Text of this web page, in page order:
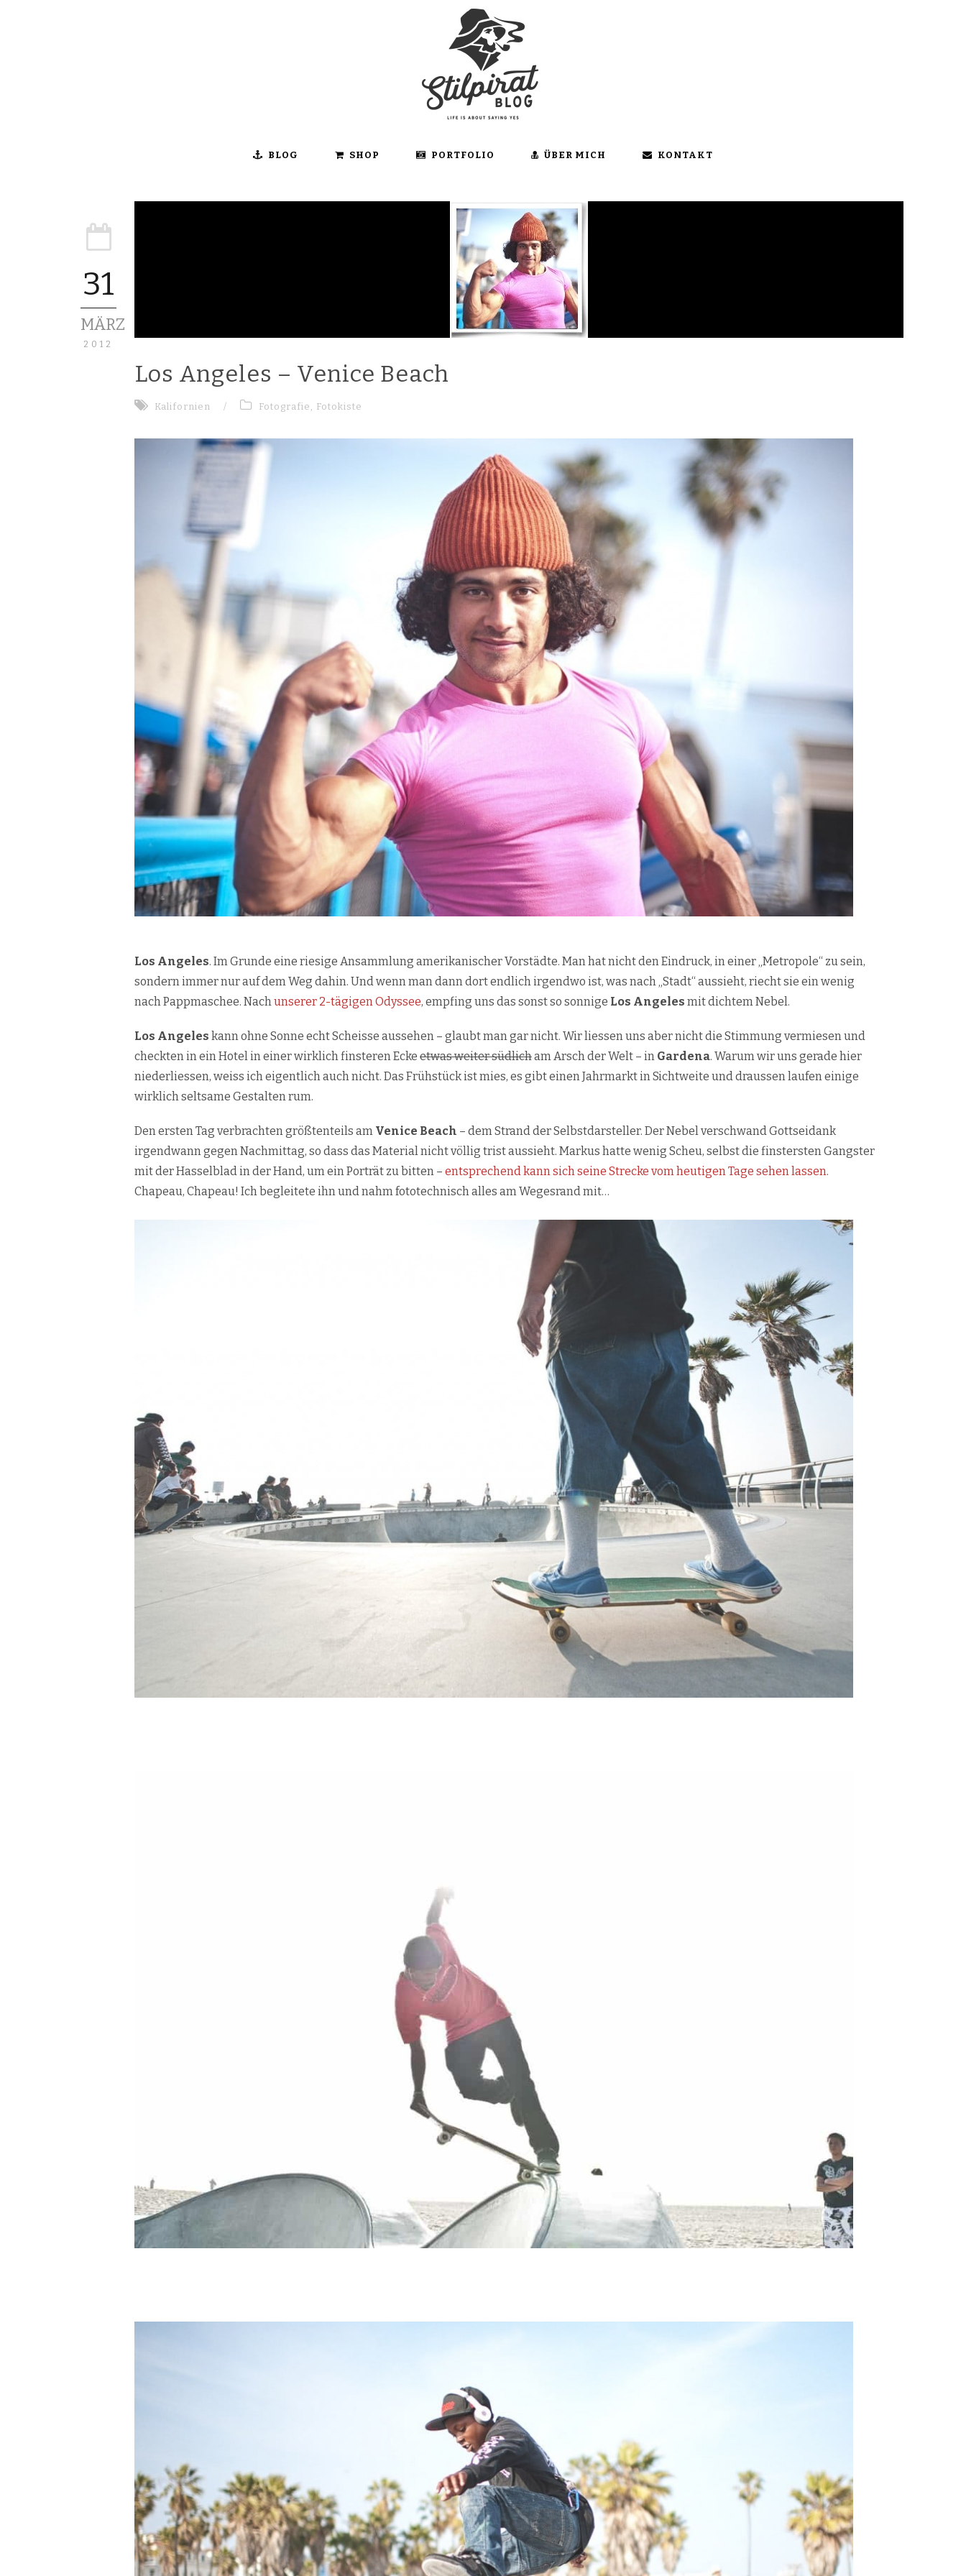
BLOG SHOP PORTFOLIO ÜBER MICH KONTAKT
31
MÄRZ
2012
Los Angeles – Venice Beach
Kalifornien / Fotografie , Fotokiste
Los Angeles. Im Grunde eine riesige Ansammlung amerikanischer Vorstädte. Man hat nicht den Eindruck, in einer „Metropole“ zu sein,
sondern immer nur auf dem Weg dahin. Und wenn man dann dort endlich irgendwo ist, was nach „Stadt“ aussieht, riecht sie ein wenig
nach Pappmaschee. Nachunserer 2-tägigen Odyssee, empfing uns das sonst so sonnige Los Angeles mit dichtem Nebel.
Los Angeles kann ohne Sonne echt Scheisse aussehen – glaubt man gar nicht. Wir liessen uns aber nicht die Stimmung vermiesen und
checkten in ein Hotel in einer wirklich finsteren Ecke etwas weiter südlicham Arsch der Welt – in Gardena. Warum wir uns gerade hier
niederliessen, weiss ich eigentlich auch nicht. Das Frühstück ist mies, es gibt einen Jahrmarkt in Sichtweite und draussen laufen einige
wirklich seltsame Gestalten rum.
Den ersten Tag verbrachten größtenteils am Venice Beach – dem Strand der Selbstdarsteller. Der Nebel verschwand Gottseidank
irgendwann gegen Nachmittag, so dass das Material nicht völlig trist aussieht. Markus hatte wenig Scheu, selbst die finstersten Gangster
mit der Hasselblad in der Hand, um ein Porträt zu bitten – entsprechend kann sich seine Strecke vom heutigen Tage sehen lassen.
Chapeau, Chapeau! Ich begleitete ihn und nahm fototechnisch alles am Wegesrand mit…